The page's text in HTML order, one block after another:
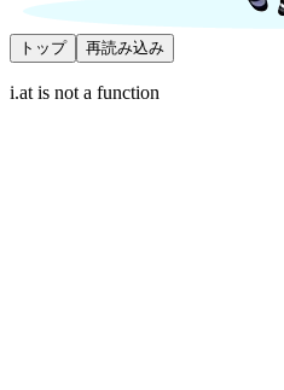
トップ 再読み込み
i.at is not a function